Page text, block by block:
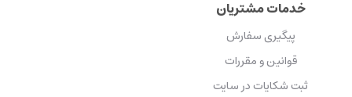
خدمات مشتریان
پیگیری سفارش
قوانین و مقررات
ثبت شکایات در سایت